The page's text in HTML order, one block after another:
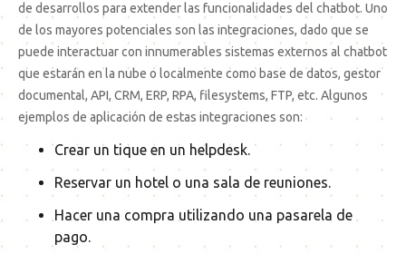
de desarrollos para extender las funcionalidades del chatbot. Uno
de los mayores potenciales son las integraciones, dado que se
puede interactuar con innumerables sistemas externos al chatbot
que estarán en la nube o localmente como base de datos, gestor
documental, API, CRM, ERP, RPA, filesystems, FTP, etc. Algunos
ejemplos de aplicación de estas integraciones son:
Crear un tique en un helpdesk.
Reservar un hotel o una sala de reuniones.
Hacer una compra utilizando una pasarela de
pago.